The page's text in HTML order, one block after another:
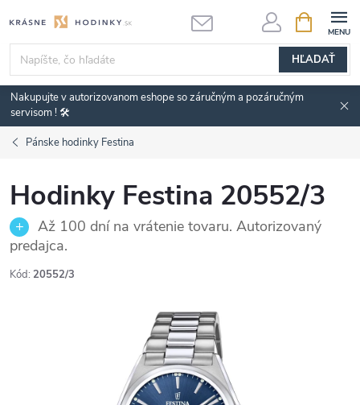
na
obsah
HĽADAŤ
KOŠÍK
Nakupujte v autorizovanom eshope so záručným a pozáručným
servisom ! 🛠️
Pánske hodinky Festina
Hodinky Festina 20552/3
Až 100 dní na vrátenie tovaru. Autorizovaný
predajca.
Kód: 20552/3